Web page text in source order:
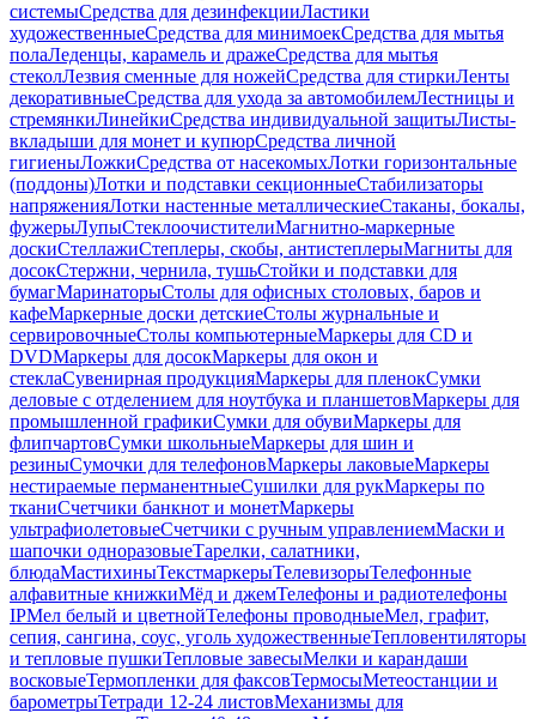
системыСредства для дезинфекцииЛастики
художественныеСредства для минимоекСредства для мытья
полаЛеденцы, карамель и дражеСредства для мытья
стеколЛезвия сменные для ножейСредства для стиркиЛенты
декоративныеСредства для ухода за автомобилемЛестницы и
стремянкиЛинейкиСредства индивидуальной защитыЛисты-
вкладыши для монет и купюрСредства личной
гигиеныЛожкиСредства от насекомыхЛотки горизонтальные
(поддоны)Лотки и подставки секционныеСтабилизаторы
напряженияЛотки настенные металлическиеСтаканы, бокалы,
фужерыЛупыСтеклоочистителиМагнитно-маркерные
доскиСтеллажиСтеплеры, скобы, антистеплерыМагниты для
досокСтержни, чернила, тушьСтойки и подставки для
бумагМаринаторыСтолы для офисных столовых, баров и
кафеМаркерные доски детскиеСтолы журнальные и
сервировочныеСтолы компьютерныеМаркеры для CD и
DVDМаркеры для досокМаркеры для окон и
стеклаСувенирная продукцияМаркеры для пленокСумки
деловые с отделением для ноутбука и планшетовМаркеры для
промышленной графикиСумки для обувиМаркеры для
флипчартовСумки школьныеМаркеры для шин и
резиныСумочки для телефоновМаркеры лаковыеМаркеры
нестираемые перманентныеСушилки для рукМаркеры по
тканиСчетчики банкнот и монетМаркеры
ультрафиолетовыеСчетчики с ручным управлениемМаски и
шапочки одноразовыеТарелки, салатники,
блюдаМастихиныТекстмаркерыТелевизорыТелефонные
алфавитные книжкиМёд и джемТелефоны и радиотелефоны
IPМел белый и цветнойТелефоны проводныеМел, графит,
сепия, сангина, соус, уголь художественныеТепловентиляторы
и тепловые пушкиТепловые завесыМелки и карандаши
восковыеТермопленки для факсовТермосыМетеостанции и
барометрыТетради 12-24 листовМеханизмы для